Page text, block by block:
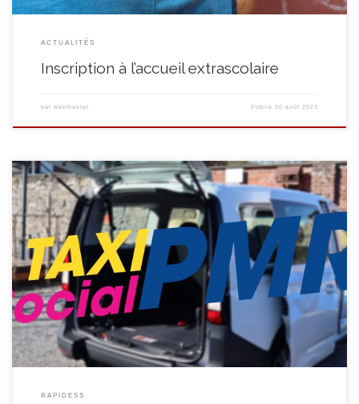
ACTUALITÉS
Inscription à l’accueil extrascolaire
par webmaster Publié30 août 2023
COMMENT SE PASSE LA PRISE EN CHARGE DES PERSONNES À MOBILITÉ
RÉDUITE ? Comme pour tous nos clients, la prise en charge commence
par un appel téléphonique au 067/34 80 03 pour réserver votre trajet (à
réserver minimum 72h à l’avance). Vos coordonnées sont alors prises par le
responsable du service […]
RAPIDESS